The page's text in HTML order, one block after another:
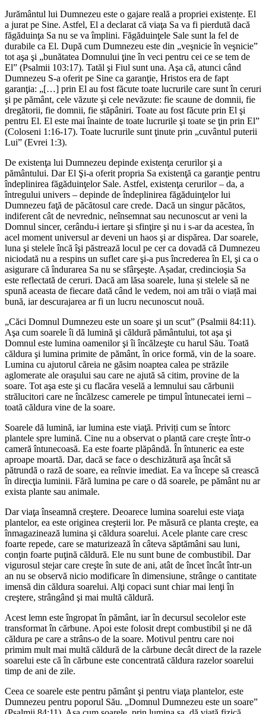
Jurământul lui Dumnezeu este o gajare reală a propriei existențe. El
a jurat pe Sine. Astfel, El a declarat că viaţa Sa va fi pierdută dacă
făgăduinţa Sa nu se va împlini. Făgăduinţele Sale sunt la fel de
durabile ca El. După cum Dumnezeu este din „veşnicie în veşnicie”
tot aşa şi „bunătatea Domnului ţine în veci pentru cei ce se tem de
El” (Psalmii 103:17). Tatăl şi Fiul sunt una. Aşa că, atunci când
Dumnezeu S-a oferit pe Sine ca garanţie, Hristos era de fapt
garanţia: „[…] prin El au fost făcute toate lucrurile care sunt în ceruri
şi pe pământ, cele văzute şi cele nevăzute: fie scaune de domnii, fie
dregătorii, fie domnii, fie stăpâniri. Toate au fost făcute prin El şi
pentru El. El este mai înainte de toate lucrurile şi toate se ţin prin El”
(Coloseni 1:16-17). Toate lucrurile sunt ţinute prin „cuvântul puterii
Lui” (Evrei 1:3).
De existenţa lui Dumnezeu depinde existenţa cerurilor şi a
pământului. Dar El Şi-a oferit propria Sa existenţă ca garanţie pentru
îndeplinirea făgăduinţelor Sale. Astfel, existenţa cerurilor – da, a
întregului univers – depinde de îndeplinirea făgăduinţelor lui
Dumnezeu faţă de păcătosul care crede. Dacă un singur păcătos,
indiferent cât de nevrednic, neînsemnat sau necunoscut ar veni la
Domnul sincer, cerându-i iertare şi sfinţire şi nu i s-ar da acestea, în
acel moment universul ar deveni un haos şi ar dispărea. Dar soarele,
luna şi stelele încă îşi păstrează locul pe cer ca dovadă că Dumnezeu
niciodată nu a respins un suflet care şi-a pus încrederea în El, şi ca o
asigurare că îndurarea Sa nu se sfârşeşte. Așadar, credincioşia Sa
este reflectată de ceruri. Dacă am lăsa soarele, luna și stelele să ne
spună aceasta de fiecare dată când le vedem, noi am trăi o viață mai
bună, iar descurajarea ar fi un lucru necunoscut nouă.
„Căci Domnul Dumnezeu este un soare şi un scut” (Psalmii 84:11).
Aşa cum soarele îi dă lumină şi căldură pământului, tot aşa şi
Domnul este lumina oamenilor şi îi încălzeşte cu harul Său. Toată
căldura şi lumina primite de pământ, în orice formă, vin de la soare.
Lumina cu ajutorul căreia ne găsim noaptea calea pe străzile
aglomerate ale oraşului sau care ne ajută să citim, provine de la
soare. Tot aşa este şi cu flacăra veselă a lemnului sau cărbunii
strălucitori care ne încălzesc camerele pe timpul întunecatei ierni –
toată căldura vine de la soare.
Soarele dă lumină, iar lumina este viaţă. Priviți cum se întorc
plantele spre lumină. Cine nu a observat o plantă care creşte într-o
cameră întunecoasă. Ea este foarte plăpândă. În întuneric ea este
aproape moartă. Dar, dacă se face o deschizătură aşa încât să
pătrundă o rază de soare, ea reînvie imediat. Ea va începe să crească
în direcţia luminii. Fără lumina pe care o dă soarele, pe pământ nu ar
exista plante sau animale.
Dar viaţa înseamnă creştere. Deoarece lumina soarelui este viaţa
plantelor, ea este originea creşterii lor. Pe măsură ce planta creşte, ea
înmagazinează lumina şi căldura soarelui. Acele plante care cresc
foarte repede, care se maturizează în câteva săptămâni sau luni,
conţin foarte puţină căldură. Ele nu sunt bune de combustibil. Dar
vigurosul stejar care creşte în sute de ani, atât de încet încât într-un
an nu se observă nicio modificare în dimensiune, strânge o cantitate
imensă din căldura soarelui. Alţi copaci sunt chiar mai lenţi în
creştere, strângând şi mai multă căldură.
Acest lemn este îngropat în pământ, iar în decursul secolelor este
transformat în cărbune. Apoi este folosit drept combustibil şi ne dă
căldura pe care a strâns-o de la soare. Motivul pentru care noi
primim mult mai multă căldură de la cărbune decât direct de la razele
soarelui este că în cărbune este concentrată căldura razelor soarelui
timp de ani de zile.
Ceea ce soarele este pentru pământ şi pentru viaţa plantelor, este
Dumnezeu pentru poporul Său. „Domnul Dumnezeu este un soare”